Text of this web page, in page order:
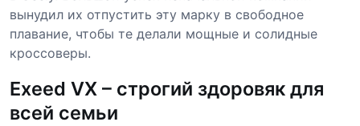
вынудил их отпустить эту марку в свободное
плавание, чтобы те делали мощные и солидные
кроссоверы.
Exeed VX – строгий здоровяк для
всей семьи